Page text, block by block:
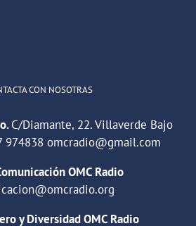
CON NOSOTRAS
C/Diamante, 22. Villaverde Bajo
974838 omcradio@gmail.com
OMC Radio
y Diversidad OMC Radio